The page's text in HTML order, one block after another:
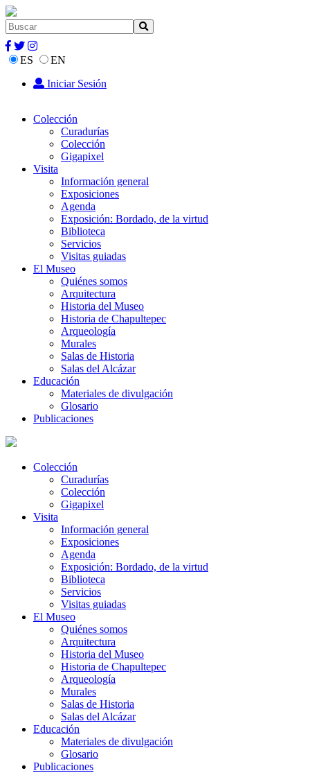
ES
EN
Iniciar Sesión
Colección
Curadurías
Colección
Gigapixel
Visita
Información general
Exposiciones
Agenda
Exposición: Bordado, de la virtud
Biblioteca
Servicios
Visitas guiadas
El Museo
Quiénes somos
Arquitectura
Historia del Museo
Historia de Chapultepec
Arqueología
Murales
Salas de Historia
Salas del Alcázar
Educación
Materiales de divulgación
Glosario
Publicaciones
Colección
Curadurías
Colección
Gigapixel
Visita
Información general
Exposiciones
Agenda
Exposición: Bordado, de la virtud
Biblioteca
Servicios
Visitas guiadas
El Museo
Quiénes somos
Arquitectura
Historia del Museo
Historia de Chapultepec
Arqueología
Murales
Salas de Historia
Salas del Alcázar
Educación
Materiales de divulgación
Glosario
Publicaciones